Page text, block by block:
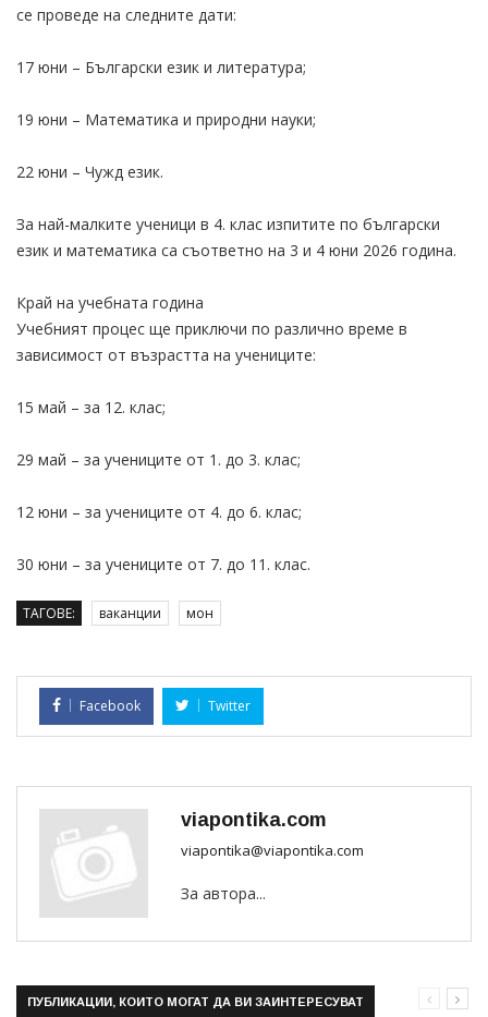
се проведе на следните дати:
17 юни – Български език и литература;
19 юни – Математика и природни науки;
22 юни – Чужд език.
За най-малките ученици в 4. клас изпитите по български
език и математика са съответно на 3 и 4 юни 2026 година.
Край на учебната година
Учебният процес ще приключи по различно време в
зависимост от възрастта на учениците:
15 май – за 12. клас;
29 май – за учениците от 1. до 3. клас;
12 юни – за учениците от 4. до 6. клас;
30 юни – за учениците от 7. до 11. клас.
ТАГОВЕ: ваканции мон
Facebook Twitter
viapontika.com
viapontika@viapontika.com
За автора...
ПУБЛИКАЦИИ, КОИТО МОГАТ ДА ВИ ЗАИНТЕРЕСУВАТ